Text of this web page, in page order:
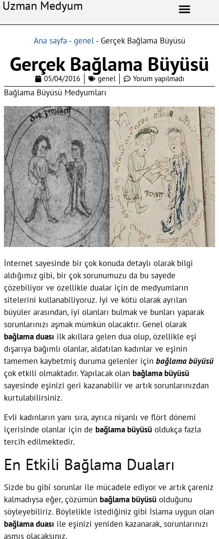
Uzman Medyum
Ana sayfa -genel - Gerçek Bağlama Büyüsü
Gerçek Bağlama Büyüsü
05/04/2016 genel Yorum yapılmadı
Bağlama Büyüsü Medyumları
İnternet sayesinde bir çok konuda detaylı olarak bilgi
aldığımız gibi, bir çok sorunumuzu da bu sayede
çözebiliyor ve özellikle dualar için de medyumların
sitelerini kullanabiliyoruz. İyi ve kötü olarak ayrılan
büyüler arasından, iyi olanları bulmak ve bunları yaparak
sorunlarınızı aşmak mümkün olacaktır. Genel olarak
bağlama duası ilk akıllara gelen dua olup, özellikle eşi
dışarıya bağımlı olanlar, aldatılan kadınlar ve eşinin
tamemen kaybetmiş duruma gelenler için bağlama büyüsü
çok etkili olmaktadır. Yapılacak olan bağlama büyüsü
sayesinde eşinizi geri kazanabilir ve artık sorunlarınızdan
kurtulabilirsiniz.
Evli kadınların yanı sıra, ayrıca nişanlı ve flört dönemi
içerisinde olanlar için de bağlama büyüsü oldukça fazla
tercih edilmektedir.
En Etkili Bağlama Duaları
Sizde bu gibi sorunlar ile mücadele ediyor ve artık çareniz
kalmadıysa eğer, çözümün bağlama büyüsü olduğunu
söyleyebiliriz. Böylelikle istediğiniz gibi İslama uygun olan
bağlama duası ile eşinizi yeniden kazanarak, sorunlarınızı
aşmış olacaksınız.